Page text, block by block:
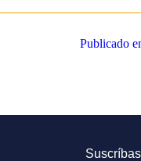
Publicado